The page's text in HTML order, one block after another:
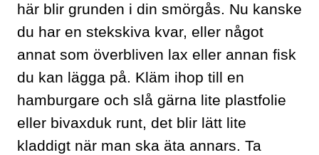
här blir grunden i din smörgås. Nu kanske
du har en stekskiva kvar, eller något
annat som överbliven lax eller annan fisk
du kan lägga på. Kläm ihop till en
hamburgare och slå gärna lite plastfolie
eller bivaxduk runt, det blir lätt lite
kladdigt när man ska äta annars. Ta